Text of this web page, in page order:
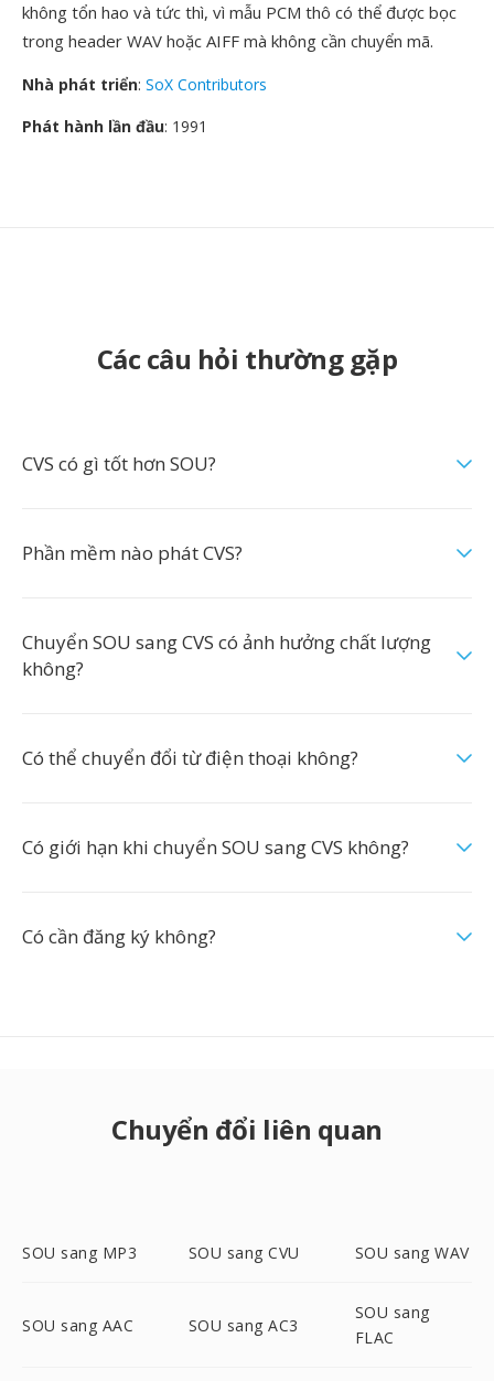
không tổn hao và tức thì, vì mẫu PCM thô có thể được bọc
trong header WAV hoặc AIFF mà không cần chuyển mã.
Nhà phát triển: SoX Contributors
Phát hành lần đầu: 1991
Các câu hỏi thường gặp
CVS có gì tốt hơn SOU?
Phần mềm nào phát CVS?
Chuyển SOU sang CVS có ảnh hưởng chất lượng
không?
Có thể chuyển đổi từ điện thoại không?
Có giới hạn khi chuyển SOU sang CVS không?
Có cần đăng ký không?
Chuyển đổi liên quan
SOU sang MP3 SOU sang CVU SOU sang WAV
SOU sang AAC SOU sang AC3
SOU sang
FLAC